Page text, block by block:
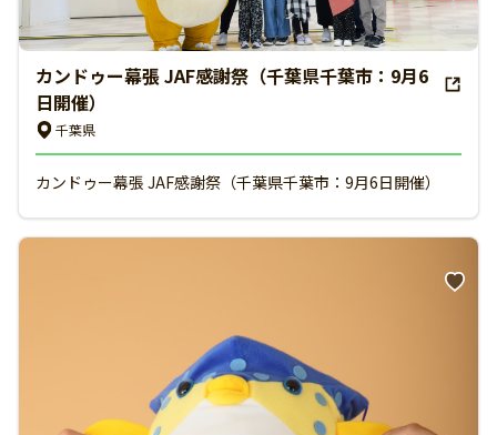
カンドゥー幕張 JAF感謝祭（千葉県千葉市：9月6
日開催）
千葉県
カンドゥー幕張 JAF感謝祭（千葉県千葉市：9月6日開催）